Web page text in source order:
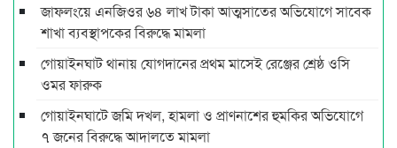
জাফলংয়ে এনজিওর ৬৪ লাখ টাকা আত্মসাতের অভিযোগে সাবেক
শাখা ব্যবস্থাপকের বিরুদ্ধে মামলা
গোয়াইনঘাট থানায় যোগদানের প্রথম মাসেই রেঞ্জের শ্রেষ্ঠ ওসি
ওমর ফারুক
গোয়াইনঘাটে জমি দখল, হামলা ও প্রাণনাশের হুমকির অভিযোগে
৭ জনের বিরুদ্ধে আদালতে মামলা